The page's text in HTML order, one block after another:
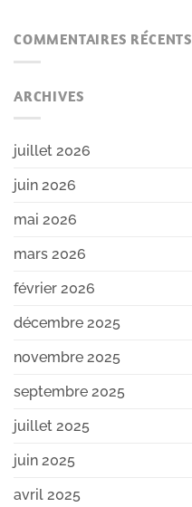
COMMENTAIRES RÉCENTS
ARCHIVES
juillet 2026
juin 2026
mai 2026
mars 2026
février 2026
décembre 2025
novembre 2025
septembre 2025
juillet 2025
juin 2025
avril 2025